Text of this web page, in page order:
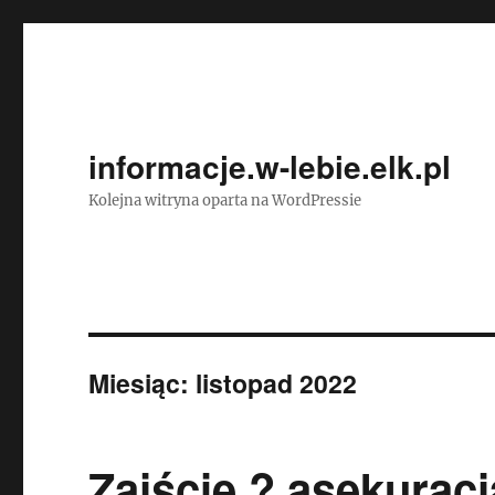
informacje.w-lebie.elk.pl
Kolejna witryna oparta na WordPressie
Miesiąc: listopad 2022